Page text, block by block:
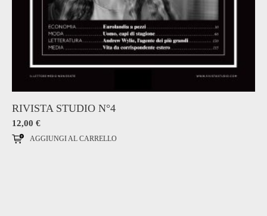
RIVISTA STUDIO N°4
12,00 €
AGGIUNGI AL CARRELLO